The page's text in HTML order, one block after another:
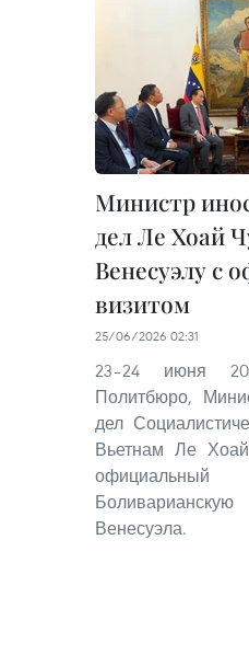
Министр
дел Ле Хоай
Венесуэлу с
визитом
25/06/2026 02:31
23–24 июня
Политбюро,
дел
Вьетнам Ле
Венесуэла.